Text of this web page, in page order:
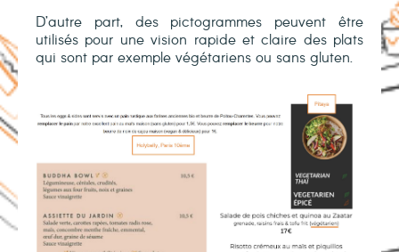
D’autre part, des pictogrammes peuvent être
utilisés pour une vision rapide et claire des plats
qui sont par exemple végétariens ou sans gluten.